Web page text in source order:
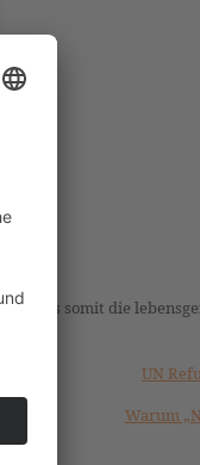
somit die
UN
Warum